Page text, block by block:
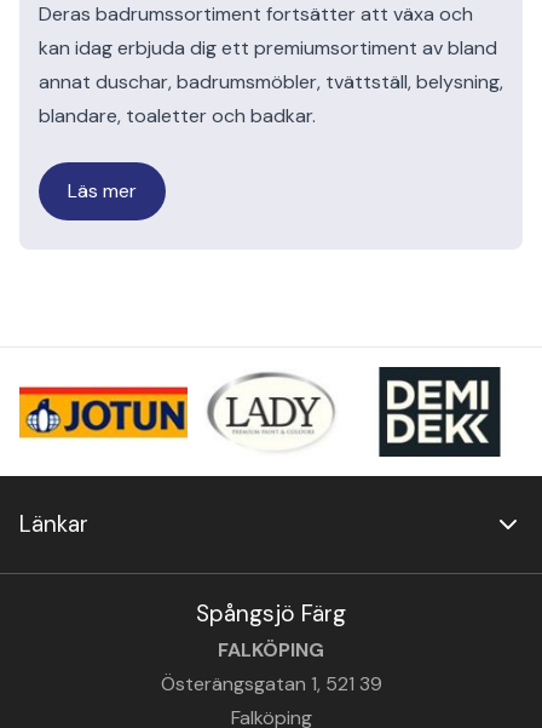
Deras badrumssortiment fortsätter att växa och
kan idag erbjuda dig ett premiumsortiment av bland
annat duschar, badrumsmöbler, tvättställ, belysning,
blandare, toaletter och badkar.
Läs mer
Länkar
Spångsjö Färg
FALKÖPING
Österängsgatan 1, 521 39
Falköping